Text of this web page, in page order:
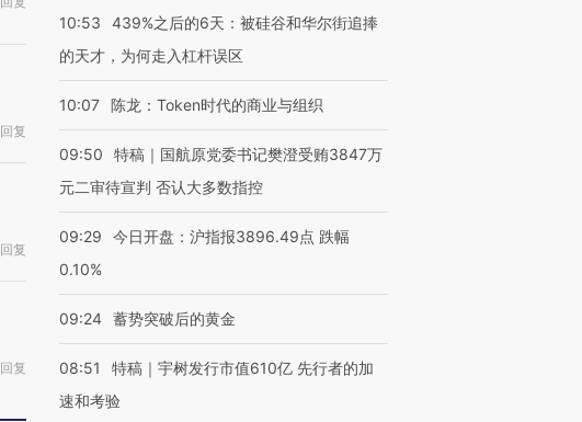
回复
回复
回复
10:53
439%之后的6天：被硅谷和华尔街追捧
的天才，为何走入杠杆误区
10:07 陈龙：Token时代的商业与组织
09:50
特稿｜国航原党委书记樊澄受贿3847万
元二审待宣判 否认大多数指控
09:29
今日开盘：沪指报3896.49点 跌幅
0.10%
09:24 蓄势突破后的黄金
08:51
特稿｜宇树发行市值610亿 先行者的加
速和考验